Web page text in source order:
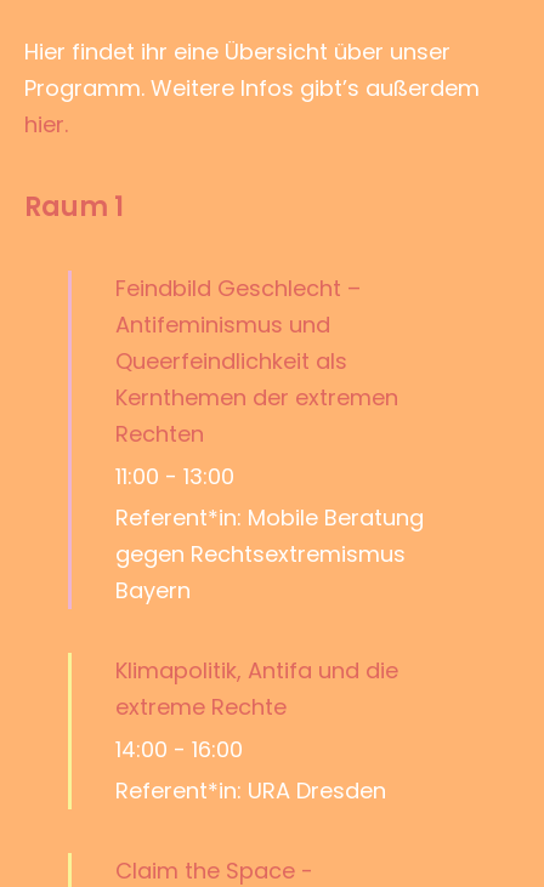
Hier findet ihr eine Übersicht über unser
Programm. Weitere Infos gibt’s außerdem
hier.
Raum 1
Feindbild Geschlecht –
Antifeminismus und
Queerfeindlichkeit als
Kernthemen der extremen
Rechten
11:00 - 13:00
Referent*in: Mobile Beratung
gegen Rechtsextremismus
Bayern
Klimapolitik, Antifa und die
extreme Rechte
14:00 - 16:00
Referent*in: URA Dresden
Claim the Space -